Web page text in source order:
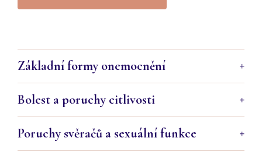
Základní formy onemocnění
Bolest a poruchy citlivosti
Poruchy svěračů a sexuální funkce